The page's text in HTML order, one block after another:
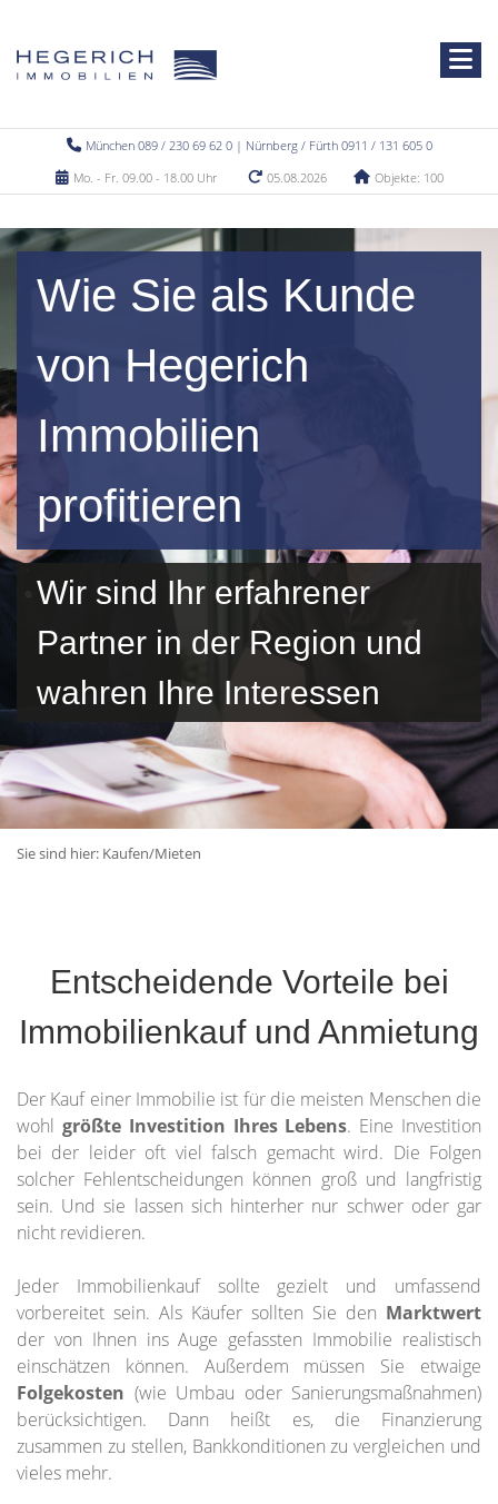
München 089 / 230 69 62 0 | Nürnberg / Fürth 0911 / 131 605 0
Mo. - Fr. 09.00 - 18.00 Uhr
05.08.2026 Objekte: 100
Wie Sie als Kunde
von Hegerich
Immobilien
profitieren
Wir sind Ihr erfahrener
Partner in der Region und
wahren Ihre Interessen
Sie sind hier: Kaufen/Mieten
Entscheidende Vorteile bei
Immobilienkauf und Anmietung
Der Kauf einer Immobilie ist für die meisten Menschen die
wohl größte Investition Ihres Lebens. Eine Investition
bei der leider oft viel falsch gemacht wird. Die Folgen
solcher Fehlentscheidungen können groß und langfristig
sein. Und sie lassen sich hinterher nur schwer oder gar
nicht revidieren.
Jeder Immobilienkauf sollte gezielt und umfassend
vorbereitet sein. Als Käufer sollten Sie den Marktwert
der von Ihnen ins Auge gefassten Immobilie realistisch
einschätzen können. Außerdem müssen Sie etwaige
Folgekosten (wie Umbau oder Sanierungsmaßnahmen)
berücksichtigen. Dann heißt es, die Finanzierung
zusammen zu stellen, Bankkonditionen zu vergleichen und
vieles mehr.